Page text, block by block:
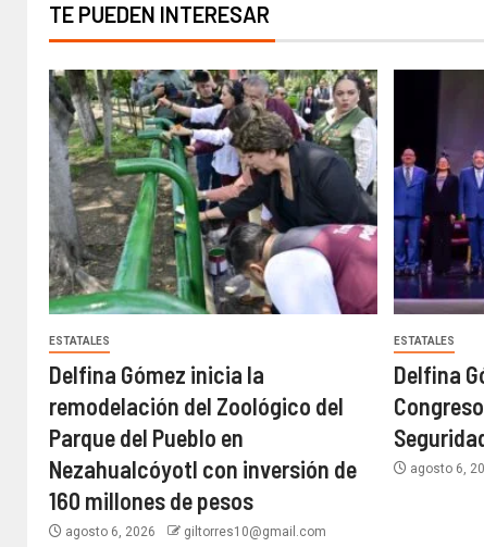
TE PUEDEN INTERESAR
ESTATALES
Delfina Gómez inicia la
remodelación del Zoológico del
Parque del Pueblo en
Nezahualcóyotl con inversión de
160 millones de pesos
agosto 6, 2026 giltorres10@gmail.com
ESTATALES
Delfina
agosto 6,